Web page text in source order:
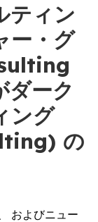
ティン
ー・グ
ーク
ング
の
およびニュー